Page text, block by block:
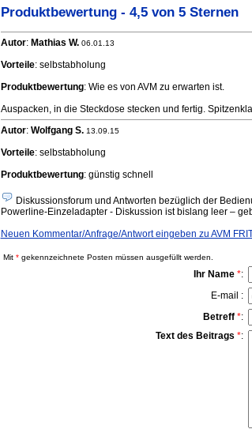
Produktbewertung - 4,5 von 5 Sternen
Autor: Mathias W. 06.01.13
Vorteile: selbstabholung
Produktbewertung: Wie es von AVM zu erwarten ist.
Auspacken, in die Steckdose stecken und fertig.
Autor: Wolfgang S. 13.09.15
Vorteile: selbstabholung
Produktbewertung: günstig schnell
Diskussionsforum und Antworten bezüglich der
Powerline-Einzeladapter - Diskussion ist bislang leer –
Neuen Kommentar/Anfrage/Antwort eingeben zu AVM
Mit *gekennzeichnete Posten müssen ausgefüllt werden.
Ihr Name *:
E-mail :
Betreff *:
Text des Beitrags *: